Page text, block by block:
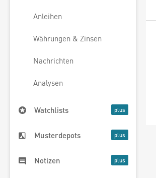
Anleihen
Währungen & Zinsen
Nachrichten
Analysen
Watchlists
Musterdepots
Notizen